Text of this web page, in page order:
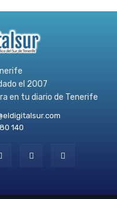
el 2007
en tu diario de Tenerife
140